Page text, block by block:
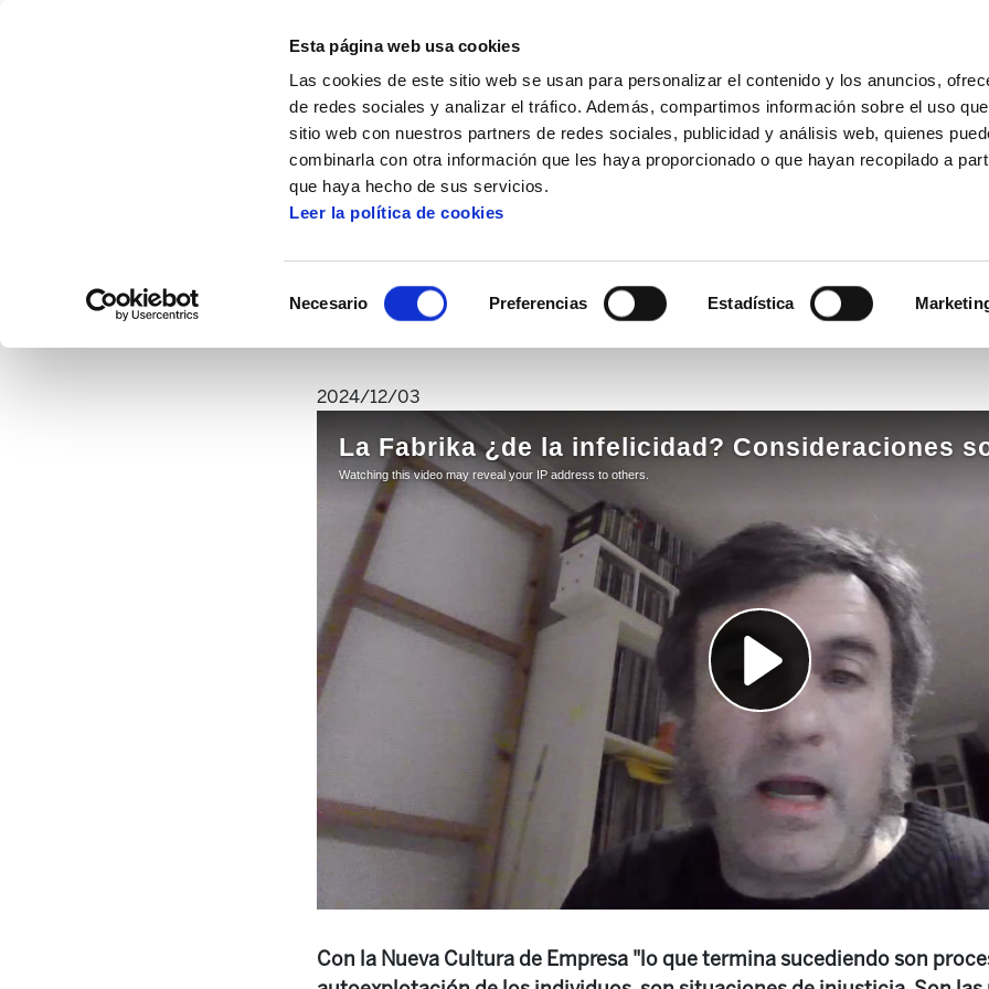
Esta página web usa cookies
Las cookies de este sitio web se usan para personalizar el contenido y los anuncios,
de redes sociales y analizar el tráfico. Además, compartimos información sobre el uso
sitio web con nuestros partners de redes sociales, publicidad y análisis web, quienes
combinarla con otra información que les haya proporcionado o que hayan recopilado a
que haya hecho de sus servicios.
Leer la política de cookies
Necesario Preferencias Estadística
Fabrika: Cómo Impulsar un marco ideológico que defiende los intereses de las
Fabrika: Cómo Impulsar un marco ideológico
de las empresas y ningunea a los
2024/12/03
Con la Nueva Cultura de Empresa "lo que termina sucediendo son